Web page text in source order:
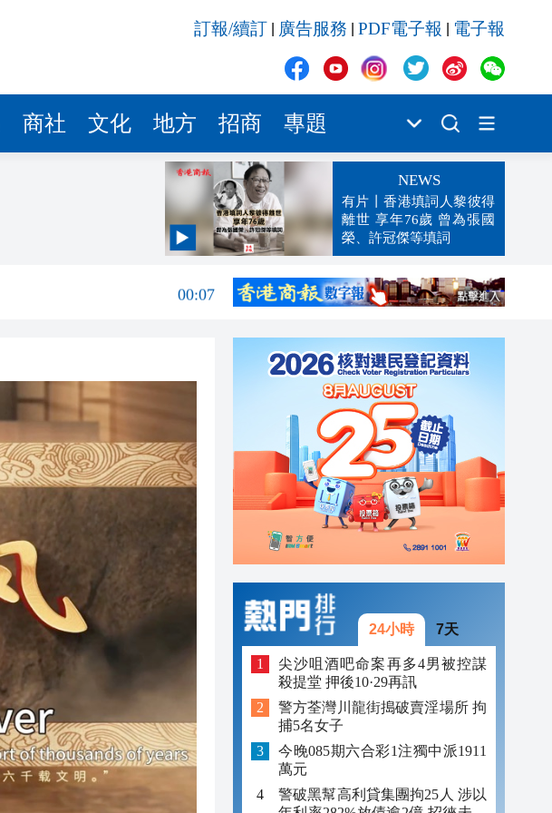
訂報/續訂 廣告服務 PDF電子報 電子報
商社 文化 地方 招商 專題
NEWS
有片丨香港填詞人黎彼得
離世 享年76歲 曾為張國
榮、許冠傑等填詞
00:19
00:07
護送
23:12
23:12
24小時 7天
尖沙咀酒吧命案再多4男被控謀
殺提堂 押後10·29再訊
警方荃灣川龍街搗破賣淫場所 拘
捕5名女子
今晚085期六合彩1注獨中派1911
萬元
警破黑幫高利貸集團拘25人 涉以